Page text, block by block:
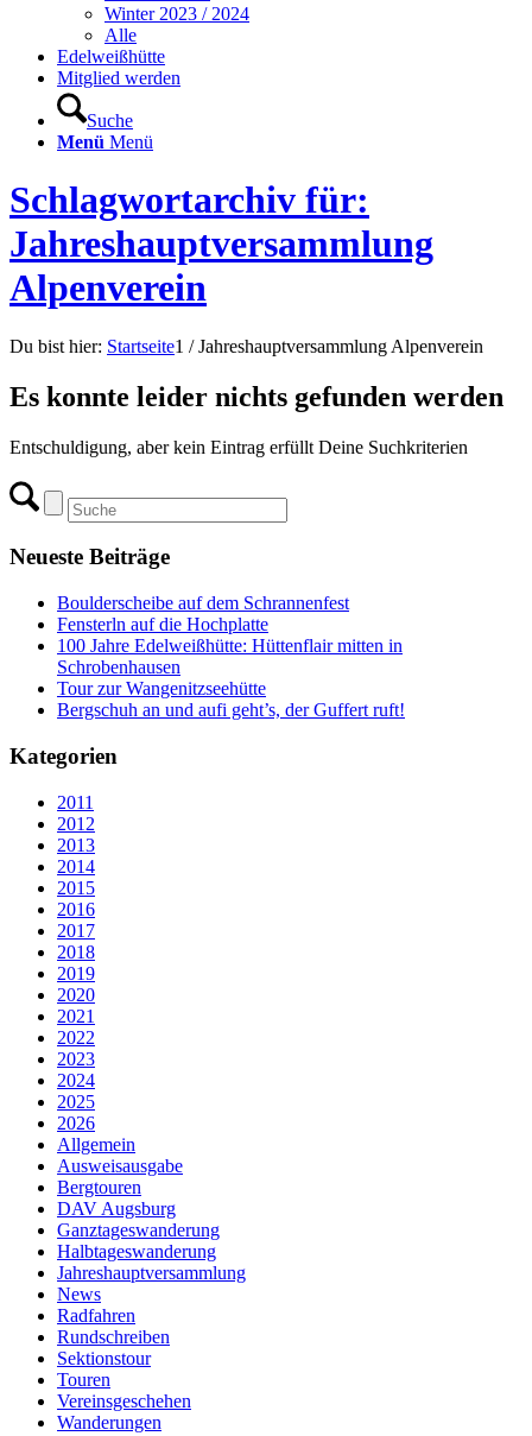
Winter 2023 / 2024
Alle
Edelweißhütte
Mitglied werden
Suche
Menü Menü
Schlagwortarchiv für:
Jahreshauptversammlung
Alpenverein
Du bist hier: Startseite1 / Jahreshauptversammlung Alpenverein
Es konnte leider nichts gefunden werden
Entschuldigung, aber kein Eintrag erfüllt Deine Suchkriterien
Neueste Beiträge
Boulderscheibe auf dem Schrannenfest
Fensterln auf die Hochplatte
100 Jahre Edelweißhütte: Hüttenflair mitten in
Schrobenhausen
Tour zur Wangenitzseehütte
Bergschuh an und aufi geht’s, der Guffert ruft!
Kategorien
2011
2012
2013
2014
2015
2016
2017
2018
2019
2020
2021
2022
2023
2024
2025
2026
Allgemein
Ausweisausgabe
Bergtouren
DAV Augsburg
Ganztageswanderung
Halbtageswanderung
Jahreshauptversammlung
News
Radfahren
Rundschreiben
Sektionstour
Touren
Vereinsgeschehen
Wanderungen